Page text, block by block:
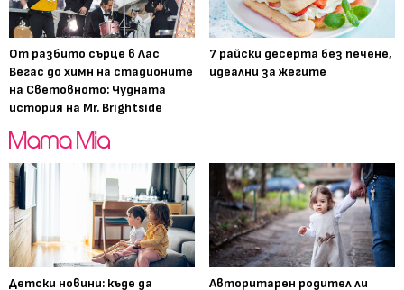
От разбито сърце в Лас
Вегас до химн на стадионите
на Световното: Чудната
история на Mr. Brightside
7 райски десерта без печене,
идеални за жегите
Детски новини: къде да Авторитарен родител ли